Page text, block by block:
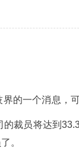
界的一个消息，
裁员将达到
。